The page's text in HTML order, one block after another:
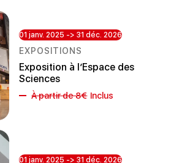
01 janv. 2025 -> 31 déc. 2026
EXPOSITIONS
Exposition à l’Espace des
Sciences
À partir de 8€ Inclus
01 janv. 2025 -> 31 déc. 2026